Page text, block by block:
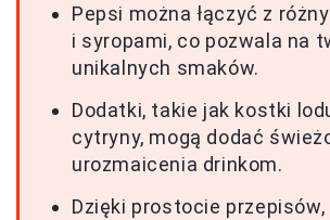
Pepsi można łączyć z
i syropami, co pozwala na
unikalnych smaków.
Dodatki, takie jak kostki
cytryny, mogą dodać
urozmaicenia drinkom.
Dzięki prostocie przepisów,